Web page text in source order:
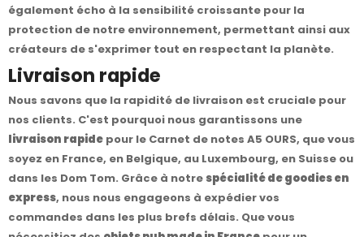
également écho à la sensibilité croissante pour la
protection de notre environnement, permettant ainsi aux
créateurs de s'exprimer tout en respectant la planète.
Livraison rapide
Nous savons que la rapidité de livraison est cruciale pour
nos clients. C'est pourquoi nous garantissons une
livraison rapide pour le Carnet de notes A5 OURS, que vous
soyez en France, en Belgique, au Luxembourg, en Suisse ou
dans les Dom Tom. Grâce à notrespécialité de goodies en
express, nous nous engageons à expédier vos
commandes dans les plus brefs délais. Que vous